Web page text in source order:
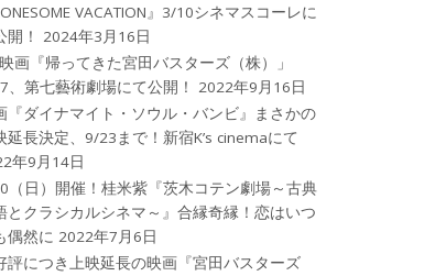
VACATION』3/10シネマスコーレに
開！
2024年3月16日
画『帰ってきた宮田バスターズ（株）」
、第七藝術劇場にて公開！
2022年9月16日
『ダイナマイト・ソウル・バンビ』まさかの
延長決定、9/23まで！新宿K’s cinemaにて
年9月14日
（日）開催！桂米紫『茨木コテン劇場～古典
とクラシカルシネマ～』合縁奇縁！恋はいつ
偶然に 2022年7月6日
評につき上映延長の映画『宮田バスターズ